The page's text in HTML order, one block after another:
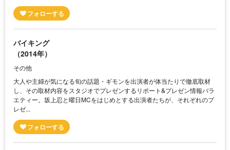
バイキング
（2014年）
その他
大人や主婦が気になる旬の話題・ギモンを出演者が体当たりで徹底取材
し、その取材内容をスタジオでプレゼンするリポート&プレゼン情報バラ
エティー。坂上忍と曜日MCをはじめとする出演者たちが、それぞれのプ
レゼ...